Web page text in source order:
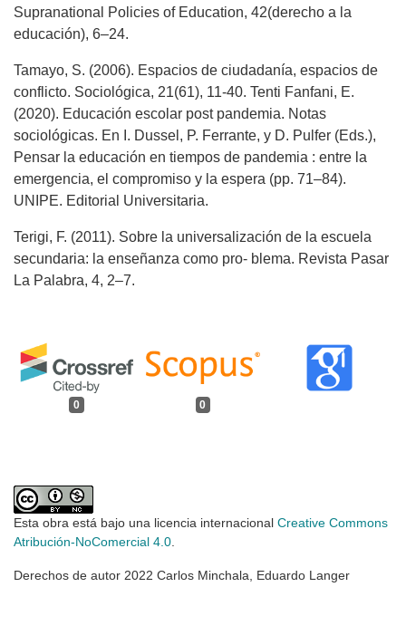
0 0
Supranational Policies of Education, 42(derecho a la
educación), 6–24.
Tamayo, S. (2006). Espacios de ciudadanía, espacios de
conflicto. Sociológica, 21(61), 11-40. Tenti Fanfani, E.
(2020). Educación escolar post pandemia. Notas
sociológicas. En I. Dussel, P. Ferrante, y D. Pulfer (Eds.),
Pensar la educación en tiempos de pandemia : entre la
emergencia, el compromiso y la espera (pp. 71–84).
UNIPE. Editorial Universitaria.
Terigi, F. (2011). Sobre la universalización de la escuela
secundaria: la enseñanza como pro- blema. Revista Pasar
La Palabra, 4, 2–7.
Esta obra está bajo una licencia internacional Creative Commons
Atribución-NoComercial 4.0
Derechos de autor 2022 Carlos Minchala, Eduardo Langer